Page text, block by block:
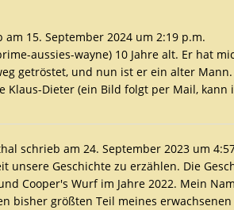
am 15. September 2024 um 2:19 p.m.
aussies-wayne) 10 Jahre alt. Er hat
getröstet, und nun ist er ein alter
Klaus-Dieter (ein Bild folgt per Mail, kann
schrieb am 24. September 2023 um
unsere Geschichte zu erzählen. Die
Cooper's Wurf im Jahre 2022. Mein
bisher größten Teil meines